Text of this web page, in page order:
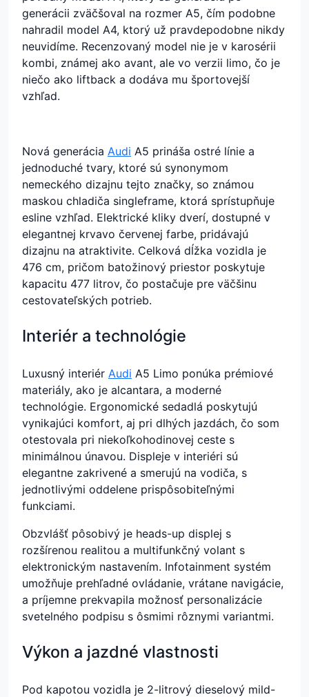
generácii zväčšoval na rozmer A5, čím podobne
nahradil model A4, ktorý už pravdepodobne nikdy
neuvidíme. Recenzovaný model nie je v karosérii
kombi, známej ako avant, ale vo verzii limo, čo je
niečo ako liftback a dodáva mu športovejší
vzhľad.
Nová generácia Audi A5 prináša ostré línie a
jednoduché tvary, ktoré sú synonymom
nemeckého dizajnu tejto značky, so známou
maskou chladiča singleframe, ktorá sprístupňuje
esline vzhľad. Elektrické kliky dverí, dostupné v
elegantnej krvavo červenej farbe, pridávajú
dizajnu na atraktivite. Celková dĺžka vozidla je
476 cm, pričom batožinový priestor poskytuje
kapacitu 477 litrov, čo postačuje pre väčšinu
cestovateľských potrieb.
Interiér a technológie
Luxusný interiér Audi A5 Limo ponúka prémiové
materiály, ako je alcantara, a moderné
technológie. Ergonomické sedadlá poskytujú
vynikajúci komfort, aj pri dlhých jazdách, čo som
otestovala pri niekoľkohodinovej ceste s
minimálnou únavou. Displeje v interiéri sú
elegantne zakrivené a smerujú na vodiča, s
jednotlivými oddelene prispôsobiteľnými
funkciami.
Obzvlášť pôsobivý je heads-up displej s
rozšírenou realitou a multifunkčný volant s
elektronickým nastavením. Infotainment systém
umožňuje prehľadné ovládanie, vrátane navigácie,
a príjemne prekvapila možnosť personalizácie
svetelného podpisu s ôsmimi rôznymi variantmi.
Výkon a jazdné vlastnosti
Pod kapotou vozidla je 2-litrový dieselový mild-